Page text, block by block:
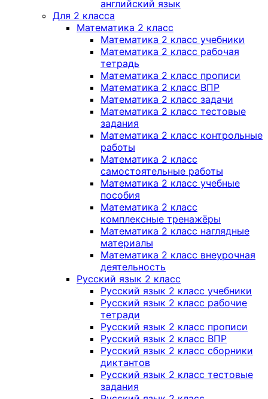
английский язык
Для 2 класса
Математика 2 класс
Математика 2 класс учебники
Математика 2 класс рабочая
тетрадь
Математика 2 класс прописи
Математика 2 класс ВПР
Математика 2 класс задачи
Математика 2 класс тестовые
задания
Математика 2 класс контрольные
работы
Математика 2 класс
самостоятельные работы
Математика 2 класс учебные
пособия
Математика 2 класс
комплексные тренажёры
Математика 2 класс наглядные
материалы
Математика 2 класс внеурочная
деятельность
Русский язык 2 класс
Русский язык 2 класс учебники
Русский язык 2 класс рабочие
тетради
Русский язык 2 класс прописи
Русский язык 2 класс ВПР
Русский язык 2 класс сборники
диктантов
Русский язык 2 класс тестовые
задания